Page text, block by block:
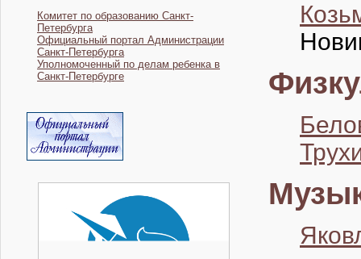
Комитет по образованию Санкт-
Петербурга
Официальный портал Администрации
Санкт-Петербурга
Уполномоченный по делам ребенка в
Санкт-Петербурге